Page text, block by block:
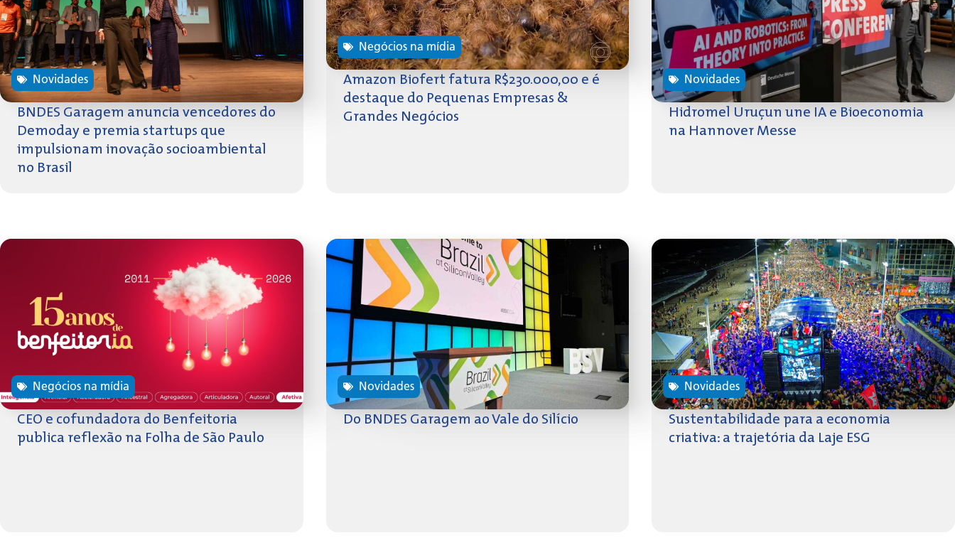
Novidades
BNDES Garagem anuncia vencedores do
Demoday e premia startups que
impulsionam inovação socioambiental
no Brasil
Negócios na mídia
Amazon Biofert fatura R$230.000,00 e é
destaque do Pequenas Empresas &
Grandes Negócios
Novidades
Hidromel Uruçun une IA e Bioeconomia
na Hannover Messe
Negócios na mídia
CEO e cofundadora do Benfeitoria
publica reflexão na Folha de São Paulo
Novidades
Do BNDES Garagem ao Vale do Silício
Novidades
Sustentabilidade para a economia
criativa: a trajetória da Laje ESG